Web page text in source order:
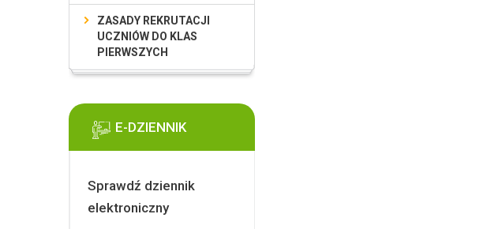
ZASADY REKRUTACJI
UCZNIÓW DO KLAS
PIERWSZYCH
E-DZIENNIK
Sprawdź dziennik
elektroniczny